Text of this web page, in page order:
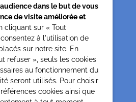
associatif
de la glacière
75013 Paris
0142850804
dans le but de vous
de visite améliorée et
cliquant sur « Tout
à l'utilisation de
sur notre site. En
refuser », seuls les cookies
au fonctionnement du
seront utilisés. Pour choisir
cookies ainsi que